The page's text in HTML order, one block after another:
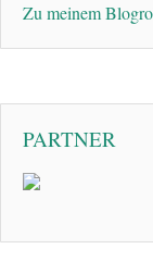
Zu meinem
PARTNER